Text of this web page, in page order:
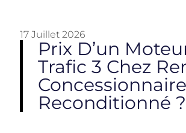
17 Juillet 2026
Prix D’un
Trafic 3 Chez
Reconditionné ?